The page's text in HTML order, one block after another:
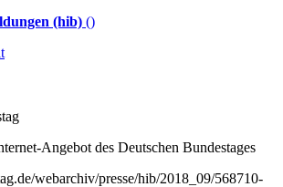
(hib) ()
Angebot des Deutschen Bundestages
webarchiv/presse/hib/2018_09/568710-